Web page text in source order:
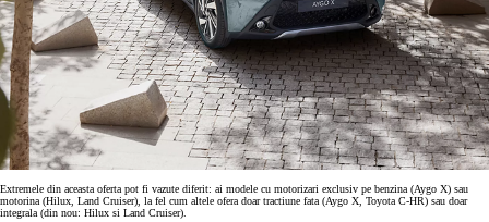
Extremele din aceasta oferta pot fi vazute diferit: ai modele cu motorizari exclusiv pe benzina (Aygo X) sau
motorina (Hilux, Land Cruiser), la fel cum altele ofera doar tractiune fata (Aygo X, Toyota C-HR) sau doar
integrala (din nou: Hilux si Land Cruiser).